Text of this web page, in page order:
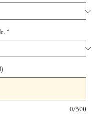
*
0/500